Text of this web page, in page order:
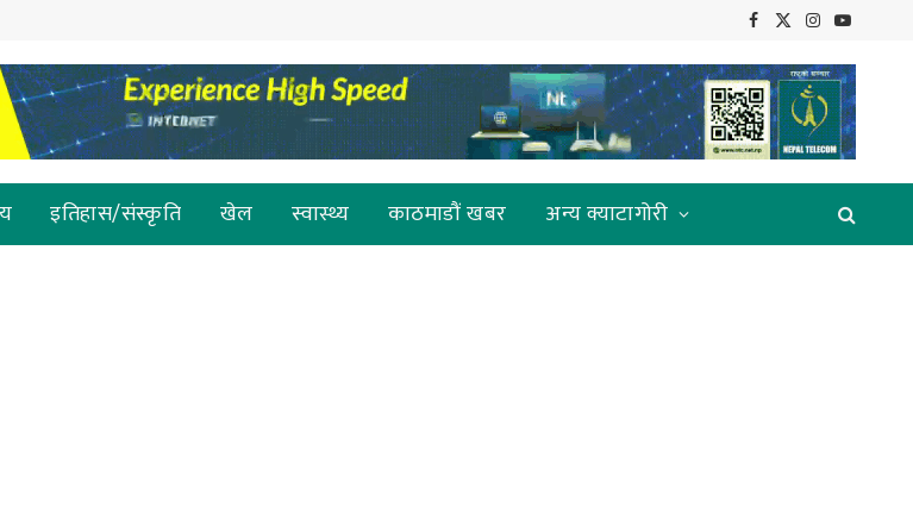
Facebook
X
Instagram
YouTube
इतिहास/संस्कृति खेल स्वास्थ्य काठमाडौं खबर
अन्य क्याटागोरी